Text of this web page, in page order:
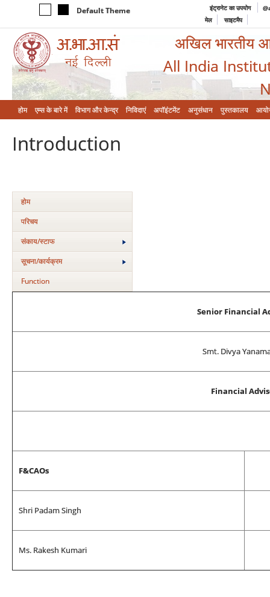
Default Theme इंट्रानेट का उपयोग
मेल
साइटमैप
अखिल भारतीय
All India
होम एम्‍स के बारे में विभाग और केन्‍द्र निविदाएं अपॉइंटमेंट अनुसंधान पुस्तकालय
Introduction
होम
परिचय
संकाय/स्‍टाफ
सूचना/कार्यक्रम
Function
Senior Financial
Smt. Divya
Financial
F&CAOs
Shri Padam Singh
Ms. Rakesh Kumari